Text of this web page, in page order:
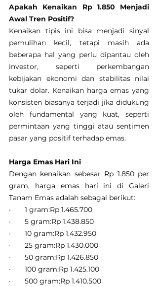
Apakah Kenaikan Rp 1.850 Menjadi
Awal Tren Positif?
Kenaikan tipis ini bisa menjadi sinyal
pemulihan kecil, tetapi masih ada
beberapa hal yang perlu dipantau oleh
investor, seperti perkembangan
kebijakan ekonomi dan stabilitas nilai
tukar dolar. Kenaikan harga emas yang
konsisten biasanya terjadi jika didukung
oleh fundamental yang kuat, seperti
permintaan yang tinggi atau sentimen
pasar yang positif terhadap emas.
Harga Emas Hari Ini
Dengan kenaikan sebesar Rp 1.850 per
gram, harga emas hari ini di Galeri
Tanam Emas adalah sebagai berikut:
·       1 gram:Rp 1.465.700
·       5 gram:Rp 1.438.850
·       10 gram:Rp 1.432.950
·       25 gram:Rp 1.430.000
·       50 gram:Rp 1.426.850
·       100 gram:Rp 1.425.100
·       500 gram:Rp 1.410.500